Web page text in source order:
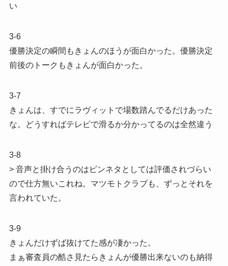
い
3-6
優勝決定の瞬間もきょんのほうが面白かった。優勝決定
前後のトークもきょんが面白かった。
3-7
きょんは、すでにラヴィットで場数踏んでるだけあった
な。どうすればテレビで滑るか分かってるのは全然違う
3-8
> 音声と掛け合うのはピンネタとしては評価されづらい
ので仕方無いこれね。マツモトクラブも、ずっとそれを
言われていた。
3-9
きょんだけずば抜けてた感が凄かった。
まぁ審査員の酷さ見たらきょんが優勝出来ないのも納得